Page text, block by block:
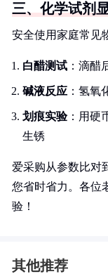
三、化学试剂
安全使用家庭常见
白醋测试 ：滴醋
碱液反应 ：氢氧
划痕实验：用硬
生锈
爱采购从参数比对
您省时省力。各位
验！
其他推荐